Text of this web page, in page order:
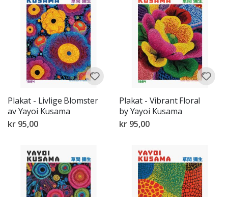
Plakat - Livlige Blomster
av Yayoi Kusama
kr 95,00
Plakat - Vibrant Floral
by Yayoi Kusama
kr 95,00